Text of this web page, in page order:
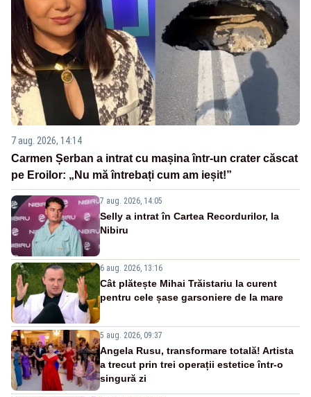
7 aug. 2026, 14:14
Carmen Șerban a intrat cu mașina într-un crater căscat
pe Eroilor: „Nu mă întrebați cum am ieșit!”
7 aug. 2026, 14:05
Selly a intrat în Cartea Recordurilor, la
Nibiru
6 aug. 2026, 13:16
Cât plătește Mihai Trăistariu la curent
pentru cele șase garsoniere de la mare
5 aug. 2026, 09:37
Angela Rusu, transformare totală! Artista
a trecut prin trei operații estetice într-o
singură zi